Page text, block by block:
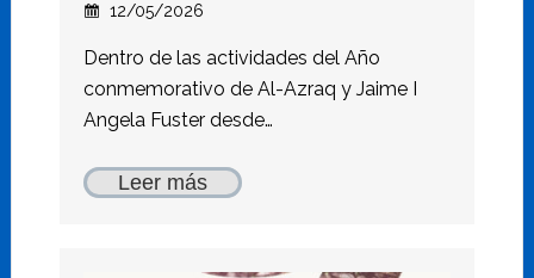
12/05/2026
Dentro de las actividades del Año
conmemorativo de Al-Azraq y Jaime I
Angela Fuster desde…
Leer más